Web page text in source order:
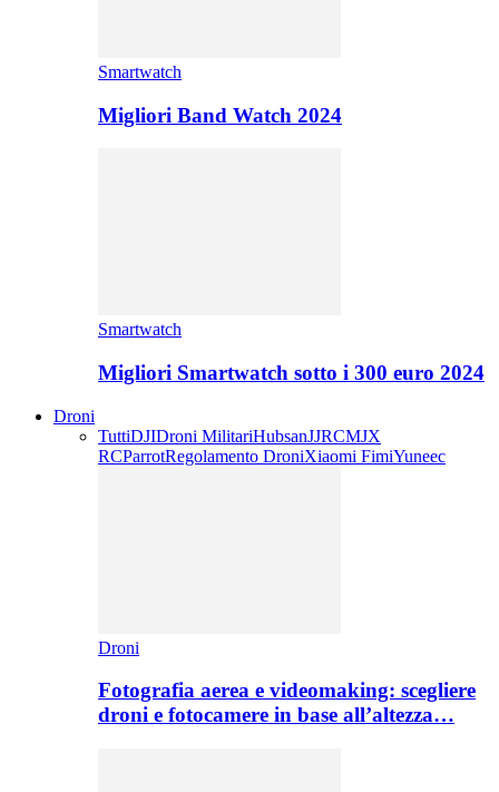
Smartwatch
Migliori Band Watch 2024
Smartwatch
Migliori Smartwatch sotto i 300 euro 2024
Droni
TuttiDJIDroni MilitariHubsanJJRCMJX
RCParrotRegolamento DroniXiaomi FimiYuneec
Droni
Fotografia aerea e videomaking: scegliere
droni e fotocamere in base all’altezza…